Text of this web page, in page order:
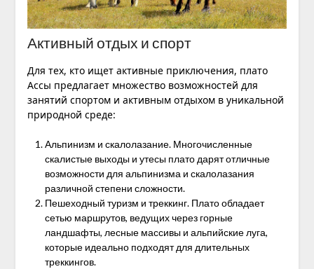
Активный отдых и спорт
Для тех, кто ищет активные приключения, плато
Ассы предлагает множество возможностей для
занятий спортом и активным отдыхом в уникальной
природной среде:
Альпинизм и скалолазание. Многочисленные
скалистые выходы и утесы плато дарят отличные
возможности для альпинизма и скалолазания
различной степени сложности.
Пешеходный туризм и треккинг. Плато обладает
сетью маршрутов, ведущих через горные
ландшафты, лесные массивы и альпийские луга,
которые идеально подходят для длительных
треккингов.